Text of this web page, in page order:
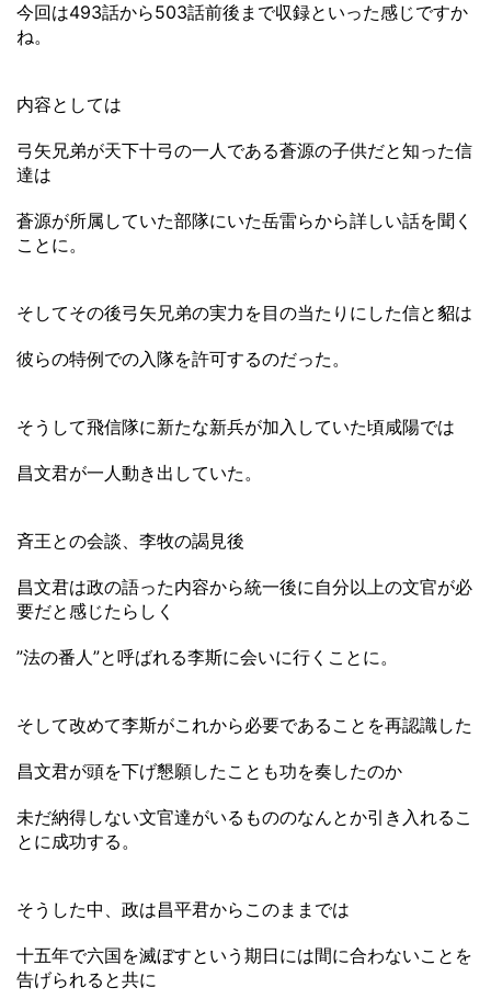
今回は493話から503話前後まで収録といった感じですか
ね。
内容としては
弓矢兄弟が天下十弓の一人である蒼源の子供だと知った信
達は
蒼源が所属していた部隊にいた岳雷らから詳しい話を聞く
ことに。
そしてその後弓矢兄弟の実力を目の当たりにした信と貂は
彼らの特例での入隊を許可するのだった。
そうして飛信隊に新たな新兵が加入していた頃咸陽では
昌文君が一人動き出していた。
斉王との会談、李牧の謁見後
昌文君は政の語った内容から統一後に自分以上の文官が必
要だと感じたらしく
”法の番人”と呼ばれる李斯に会いに行くことに。
そして改めて李斯がこれから必要であることを再認識した
昌文君が頭を下げ懇願したことも功を奏したのか
未だ納得しない文官達がいるもののなんとか引き入れるこ
とに成功する。
そうした中、政は昌平君からこのままでは
十五年で六国を滅ぼすという期日には間に合わないことを
告げられると共に